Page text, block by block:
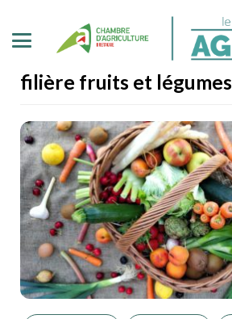
filière fruits et légumes